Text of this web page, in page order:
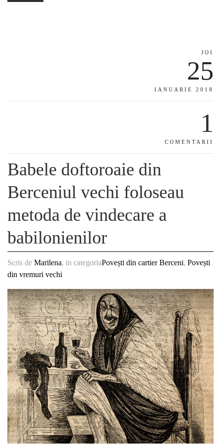
JOI
25
IANUARIE 2018
1
COMENTARII
Babele doftoroaie din
Berceniul vechi foloseau
metoda de vindecare a
babilonienilor
Scris de Marilena, in categoriaPovești din cartier Berceni, Povești
din vremuri vechi